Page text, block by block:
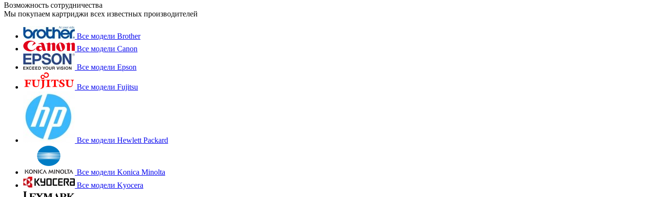
Возможность сотрудничества
Мы покупаем картриджи всех известных производителей
Все модели Brother
Все модели Canon
Все модели Epson
Все модели Fujitsu
Все модели Hewlett Packard
Все модели Konica Minolta
Все модели Kyocera